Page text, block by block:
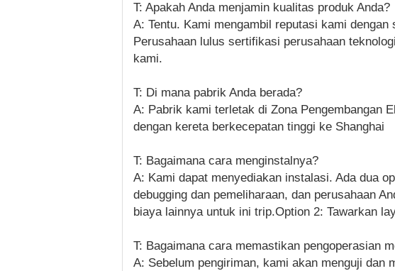
T: Apakah Anda menjamin kualitas produk Anda?
A: Tentu. Kami mengambil reputasi kami
Perusahaan lulus sertifikasi perusahaan
kami.
T: Di mana pabrik Anda berada?
A: Pabrik kami terletak di Zona Pengembangan
dengan kereta berkecepatan tinggi ke Shanghai
T: Bagaimana cara menginstalnya?
A: Kami dapat menyediakan instalasi. Ada dua
debugging dan pemeliharaan, dan perusahaan
biaya lainnya untuk ini trip.Option 2: Tawarkan
T: Bagaimana cara memastikan pengoperasian
A: Sebelum pengiriman, kami akan menguji dan